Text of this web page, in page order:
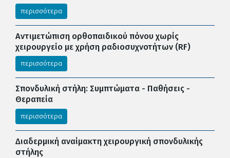
περισσότερα
Αντιμετώπιση ορθοπαιδικού πόνου χωρίς
χειρουργείο με χρήση ραδιοσυχνοτήτων (RF)
περισσότερα
Σπονδυλική στήλη: Συμπτώματα - Παθήσεις -
Θεραπεία
περισσότερα
Διαδερμική αναίμακτη χειρουργική σπονδυλικής
στήλης